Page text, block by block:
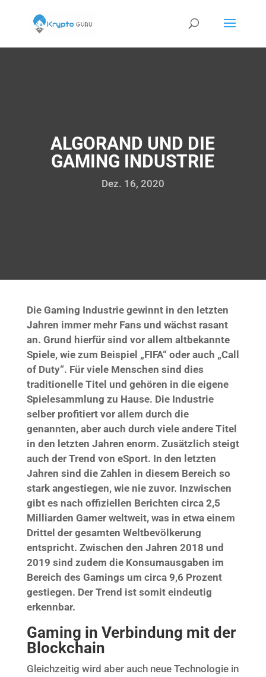
ALGORAND UND DIE
GAMING INDUSTRIE
Dez. 16, 2020
Die Gaming Industrie gewinnt in den letzten
Jahren immer mehr Fans und wächst rasant
an. Grund hierfür sind vor allem altbekannte
Spiele, wie zum Beispiel „FIFA“ oder auch „Call
of Duty“. Für viele Menschen sind dies
traditionelle Titel und gehören in die eigene
Spielesammlung zu Hause. Die Industrie
selber profitiert vor allem durch die
genannten, aber auch durch viele andere Titel
in den letzten Jahren enorm. Zusätzlich steigt
auch der Trend von eSport. In den letzten
Jahren sind die Zahlen in diesem Bereich so
stark angestiegen, wie nie zuvor. Inzwischen
gibt es nach offiziellen Berichten circa 2,5
Milliarden Gamer weltweit, was in etwa einem
Drittel der gesamten Weltbevölkerung
entspricht. Zwischen den Jahren 2018 und
2019 sind zudem die Konsumausgaben im
Bereich des Gamings um circa 9,6 Prozent
gestiegen. Der Trend ist somit eindeutig
erkennbar.
Gaming in Verbindung mit der
Blockchain
Gleichzeitig wird aber auch neue Technologie in